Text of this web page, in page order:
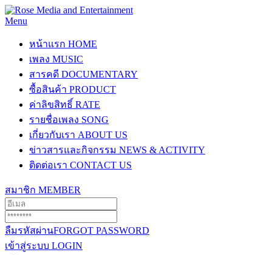
Menu
หน้าแรก HOME
เพลง MUSIC
สารคดี DOCUMENTARY
ซื้อสินค้า PRODUCT
ค่าลิขสิทธิ์ RATE
รายชื่อเพลง SONG
เกี่ยวกับเรา ABOUT US
ข่าวสารและกิจกรรม NEWS & ACTIVITY
ติดต่อเรา CONTACT US
สมาชิก MEMBER
ลืมรหัสผ่านFORGOT PASSWORD
เข้าสู่ระบบ LOGIN